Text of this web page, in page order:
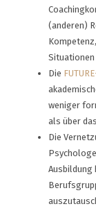
(anderen)
Die
weniger
als über
Die
Ausbildung